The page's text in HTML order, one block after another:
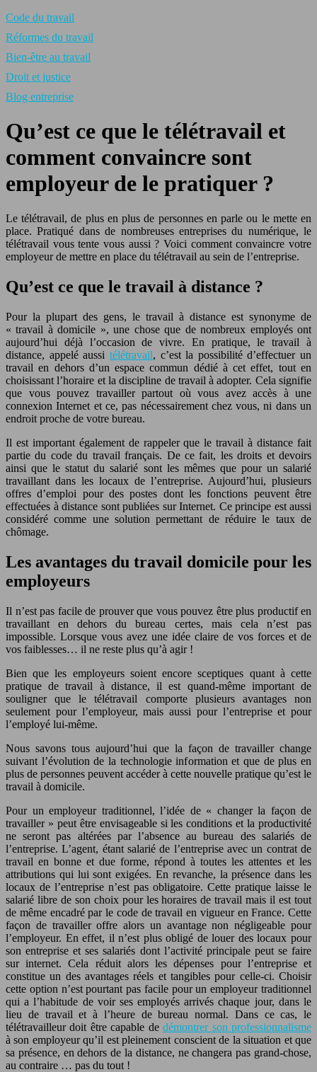
Code du travail
Réformes du travail
Bien-être au travail
Droit et justice
Blog entreprise
Qu’est ce que le télétravail et
comment convaincre sont
employeur de le pratiquer ?
Le télétravail, de plus en plus de personnes en parle ou le mette en
place. Pratiqué dans de nombreuses entreprises du numérique, le
télétravail vous tente vous aussi ? Voici comment convaincre votre
employeur de mettre en place du télétravail au sein de l’entreprise.
Qu’est ce que le travail à distance ?
Pour la plupart des gens, le travail à distance est synonyme de
« travail à domicile », une chose que de nombreux employés ont
aujourd’hui déjà l’occasion de vivre. En pratique, le travail à
distance, appelé aussi télétravail, c’est la possibilité d’effectuer un
travail en dehors d’un espace commun dédié à cet effet, tout en
choisissant l’horaire et la discipline de travail à adopter. Cela signifie
que vous pouvez travailler partout où vous avez accès à une
connexion Internet et ce, pas nécessairement chez vous, ni dans un
endroit proche de votre bureau.
Il est important également de rappeler que le travail à distance fait
partie du code du travail français. De ce fait, les droits et devoirs
ainsi que le statut du salarié sont les mêmes que pour un salarié
travaillant dans les locaux de l’entreprise. Aujourd’hui, plusieurs
offres d’emploi pour des postes dont les fonctions peuvent être
effectuées à distance sont publiées sur Internet. Ce principe est aussi
considéré comme une solution permettant de réduire le taux de
chômage.
Les avantages du travail domicile pour les
employeurs
Il n’est pas facile de prouver que vous pouvez être plus productif en
travaillant en dehors du bureau certes, mais cela n’est pas
impossible. Lorsque vous avez une idée claire de vos forces et de
vos faiblesses… il ne reste plus qu’à agir !
Bien que les employeurs soient encore sceptiques quant à cette
pratique de travail à distance, il est quand-même important de
souligner que le télétravail comporte plusieurs avantages non
seulement pour l’employeur, mais aussi pour l’entreprise et pour
l’employé lui-même.
Nous savons tous aujourd’hui que la façon de travailler change
suivant l’évolution de la technologie information et que de plus en
plus de personnes peuvent accéder à cette nouvelle pratique qu’est le
travail à domicile.
Pour un employeur traditionnel, l’idée de « changer la façon de
travailler » peut être envisageable si les conditions et la productivité
ne seront pas altérées par l’absence au bureau des salariés de
l’entreprise. L’agent, étant salarié de l’entreprise avec un contrat de
travail en bonne et due forme, répond à toutes les attentes et les
attributions qui lui sont exigées. En revanche, la présence dans les
locaux de l’entreprise n’est pas obligatoire. Cette pratique laisse le
salarié libre de son choix pour les horaires de travail mais il est tout
de même encadré par le code de travail en vigueur en France. Cette
façon de travailler offre alors un avantage non négligeable pour
l’employeur. En effet, il n’est plus obligé de louer des locaux pour
son entreprise et ses salariés dont l’activité principale peut se faire
sur internet. Cela réduit alors les dépenses pour l’entreprise et
constitue un des avantages réels et tangibles pour celle-ci. Choisir
cette option n’est pourtant pas facile pour un employeur traditionnel
qui a l’habitude de voir ses employés arrivés chaque jour, dans le
lieu de travail et à l’heure de bureau normal. Dans ce cas, le
télétravailleur doit être capable dedémontrer son professionnalisme
à son employeur qu’il est pleinement conscient de la situation et que
sa présence, en dehors de la distance, ne changera pas grand-chose,
au contraire … pas du tout !